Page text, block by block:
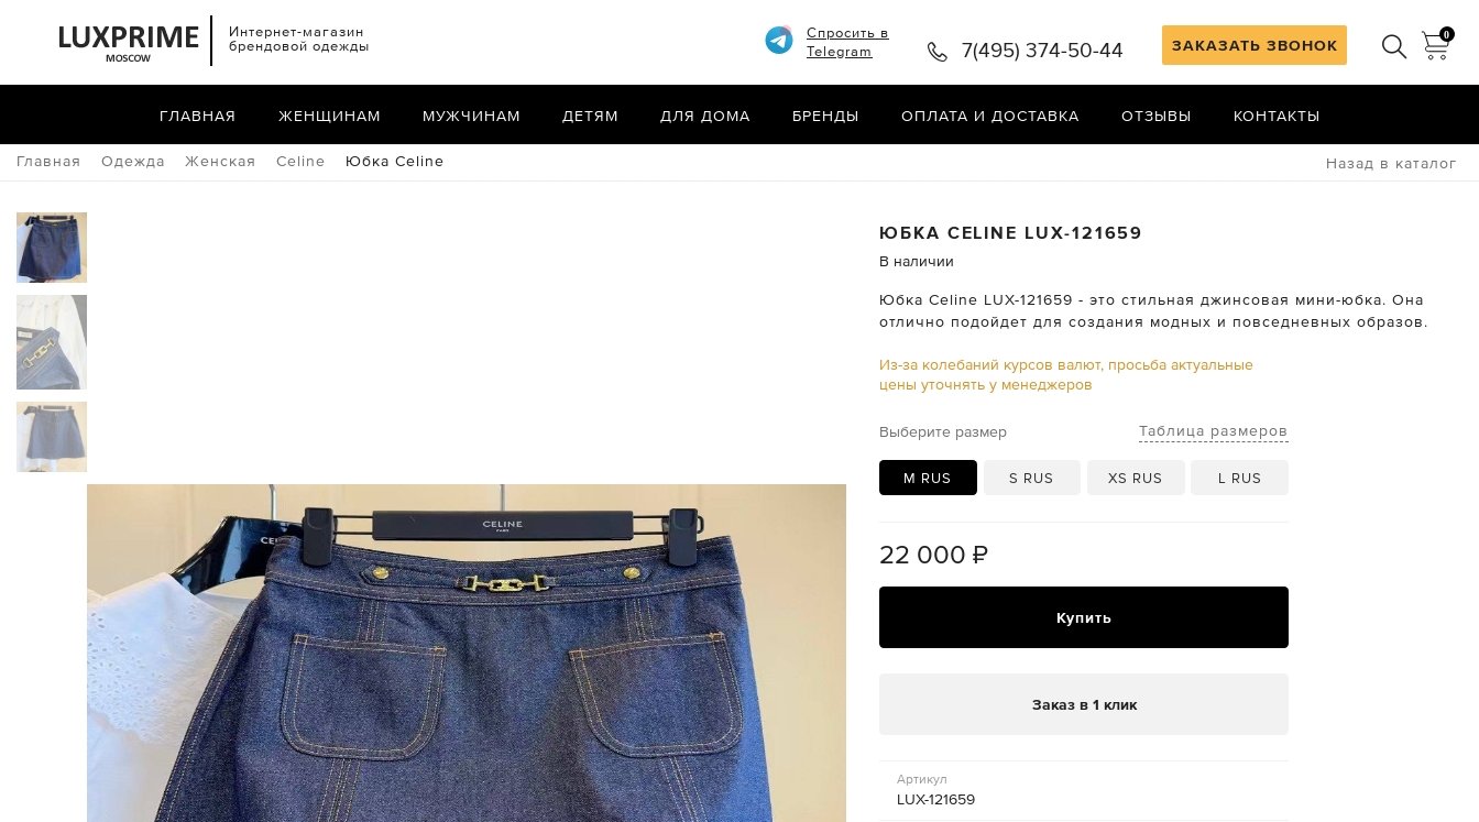
Интернет-магазин
брендовой одежды
ЗАКАЗАТЬ ЗВОНОК
0
Спросить в
Telegram
7(495) 374-50-44
ГЛАВНАЯ ЖЕНЩИНАМ МУЖЧИНАМ ДЕТЯМ ДЛЯ ДОМА БРЕНДЫ ОПЛАТА И ДОСТАВКА ОТЗЫВЫ КОНТАКТЫ
Главная Одежда Женская Celine Юбка Celine Назад в каталог
ЮБКА CELINE LUX-121659
В наличии
Юбка Celine LUX-121659 - это стильная джинсовая мини-юбка. Она
отлично подойдет для создания модных и повседневных образов.
Из-за колебаний курсов валют, просьба актуальные
цены уточнять у менеджеров
Выберите размер Таблица размеров
M RUS S RUS XS RUS L RUS
22 000 ₽
Купить
Заказ в 1 клик
Артикул
LUX-121659